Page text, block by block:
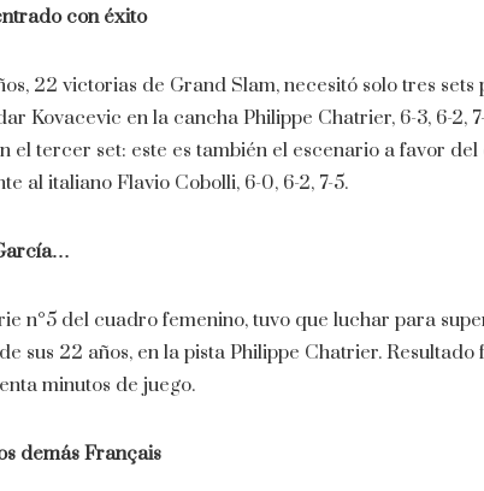
con éxito
22 victorias de Grand Slam, necesitó solo tres
Kovacevic en la cancha Philippe Chatrier, 6-3, 6-2,
el tercer set: este es también el escenario a favor
al italiano Flavio Cobolli, 6-0, 6-2, 7-5.
n°5 del cuadro femenino, tuvo que luchar para
sus 22 años, en la pista Philippe Chatrier. Resultado
minutos de juego.
demás Français